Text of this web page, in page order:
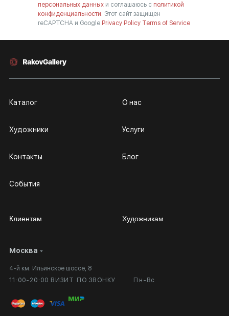
персональных данных и соглашаюсь с политикой
конфиденциальности. Этот сайт защищен
reCAPTCHA и Google Privacy Policy Terms of Service
Москва
4-й км. Ильинское шоссе, 8
11:00-20:00 ВИЗИТ ПО ЗВОНКУ
Пн-Вс
Каталог
Художники
Контакты
События
О нас
Услуги
Блог
Клиентам
Личный кабинет
Вопросы и ответы
Публичная оферта
Художникам
Сотрудничество
Выставка в галерее